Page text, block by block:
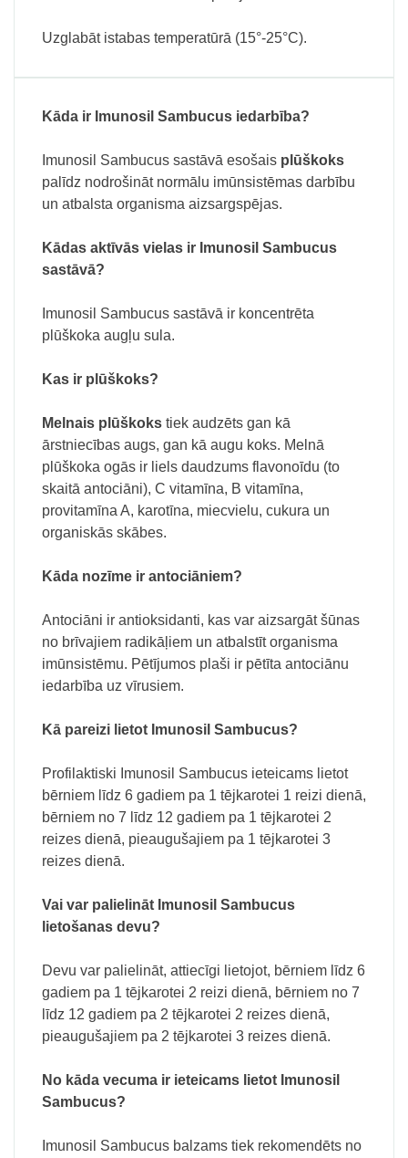
Uzglabāt istabas temperatūrā (15°-25°C).
Kāda ir Imunosil Sambucus iedarbība?
Imunosil Sambucus sastāvā esošais plūškoks
palīdz nodrošināt normālu imūnsistēmas darbību
un atbalsta organisma aizsargspējas.
Kādas aktīvās vielas ir Imunosil Sambucus
sastāvā?
Imunosil Sambucus sastāvā ir koncentrēta
plūškoka augļu sula.
Kas ir plūškoks?
Melnais plūškoks tiek audzēts gan kā
ārstniecības augs, gan kā augu koks. Melnā
plūškoka ogās ir liels daudzums flavonoīdu (to
skaitā antociāni), C vitamīna, B vitamīna,
provitamīna A, karotīna, miecvielu, cukura un
organiskās skābes.
Kāda nozīme ir antociāniem?
Antociāni ir antioksidanti, kas var aizsargāt šūnas
no brīvajiem radikāļiem un atbalstīt organisma
imūnsistēmu. Pētījumos plaši ir pētīta antociānu
iedarbība uz vīrusiem.
Kā pareizi lietot Imunosil Sambucus?
Profilaktiski Imunosil Sambucus ieteicams lietot
bērniem līdz 6 gadiem pa 1 tējkarotei 1 reizi dienā,
bērniem no 7 līdz 12 gadiem pa 1 tējkarotei 2
reizes dienā, pieaugušajiem pa 1 tējkarotei 3
reizes dienā.
Vai var palielināt Imunosil Sambucus
lietošanas devu?
Devu var palielināt, attiecīgi lietojot, bērniem līdz 6
gadiem pa 1 tējkarotei 2 reizi dienā, bērniem no 7
līdz 12 gadiem pa 2 tējkarotei 2 reizes dienā,
pieaugušajiem pa 2 tējkarotei 3 reizes dienā.
No kāda vecuma ir ieteicams lietot Imunosil
Sambucus?
Imunosil Sambucus balzams tiek rekomendēts no